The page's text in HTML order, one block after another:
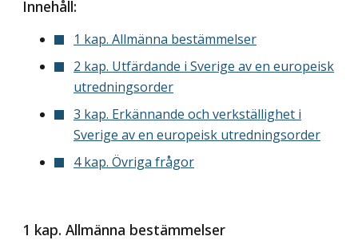
Innehåll:
1 kap. Allmänna bestämmelser
2 kap. Utfärdande i Sverige av en europeisk
utredningsorder
3 kap. Erkännande och verkställighet i
Sverige av en europeisk utredningsorder
4 kap. Övriga frågor
1 kap. Allmänna bestämmelser